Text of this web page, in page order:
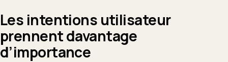
Les intentions utilisateur
prennent davantage
d’importance